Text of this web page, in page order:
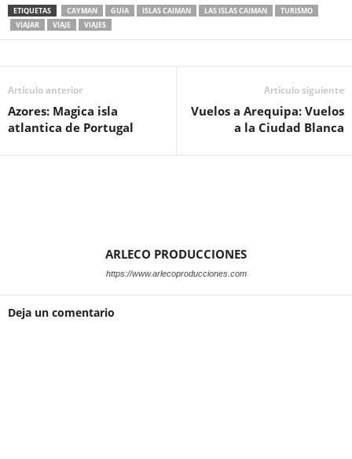
ETIQUETAS CAYMAN GUIA ISLAS CAIMAN LAS ISLAS CAIMAN
TURISMO
VIAJAR
VIAJE VIAJES
Artículo anterior
Azores: Magica isla
atlantica de Portugal
Artículo siguiente
Vuelos a Arequipa: Vuelos
a la Ciudad Blanca
ARLECO PRODUCCIONES
https://www.arlecoproducciones.com
Deja un comentario